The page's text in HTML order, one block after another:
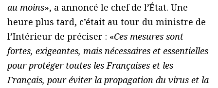
au moins», a annoncé le chef de l’État. Une
heure plus tard, c’était au tour du ministre de
l’Intérieur de préciser : «Ces mesures sont
fortes, exigeantes, mais nécessaires et essentielles
pour protéger toutes les Françaises et les
Français, pour éviter la propagation du virus et la